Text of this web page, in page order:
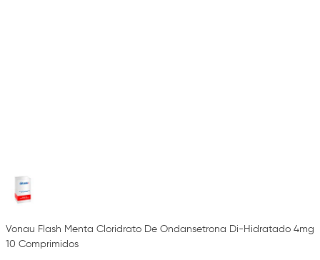
Vonau Flash Menta Cloridrato De Ondansetrona Di-Hidratado 4mg
10 Comprimidos